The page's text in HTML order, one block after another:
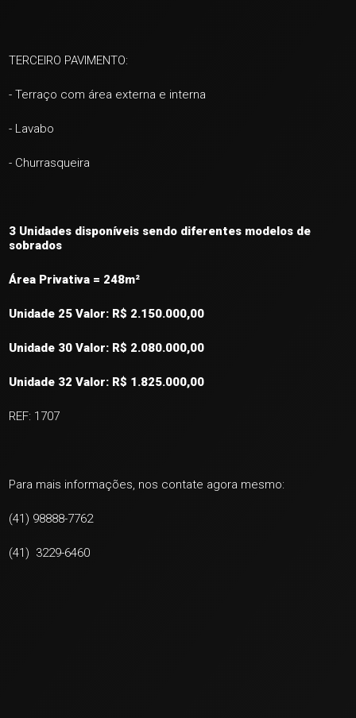
TERCEIRO PAVIMENTO:
- Terraço com área externa e interna
- Lavabo
- Churrasqueira
3 Unidades disponíveis sendo diferentes modelos de
sobrados
Área Privativa = 248m²
Unidade 25 Valor: R$ 2.150.000,00
Unidade 30 Valor: R$ 2.080.000,00
Unidade 32 Valor: R$ 1.825.000,00
REF: 1707
Para mais informações, nos contate agora mesmo:
(41) 98888-7762
(41) 3229-6460